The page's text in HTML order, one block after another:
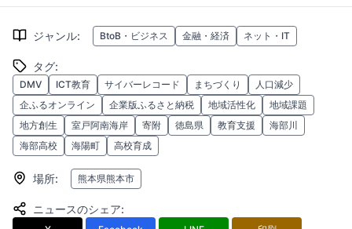
ジャンル: BtoB・ビジネス 金融・経済 ネット・IT
タグ:
DMV ICT教育 サイバーレコード まちづくり
人口減少
企ふるオンライン
企業版ふるさと納税 地域活性化
地域課題
地方創生
室戸阿南海岸 寄附 徳島県 教育支援
海部川
海部高校
海陽町 高校育成
場所: 熊本県熊本市
ニュースのシェア: